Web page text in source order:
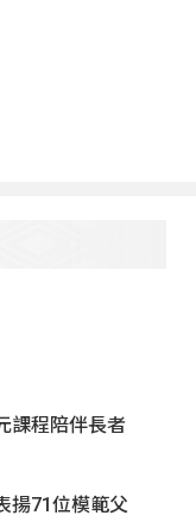
課程陪伴長者
揚71位模範父